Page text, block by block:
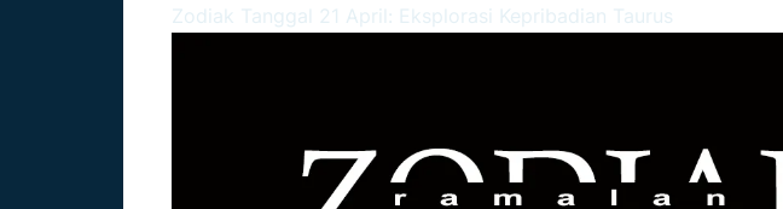
Zodiak Tanggal 21 April: Eksplorasi Kepribadian Taurus